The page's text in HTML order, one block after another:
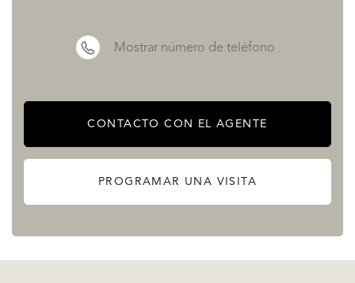
Mostrar número de teléfono
CONTACTO CON EL AGENTE
PROGRAMAR UNA VISITA